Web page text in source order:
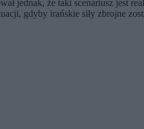
jednak, że taki scenariusz jest
gdyby irańskie siły zbrojne